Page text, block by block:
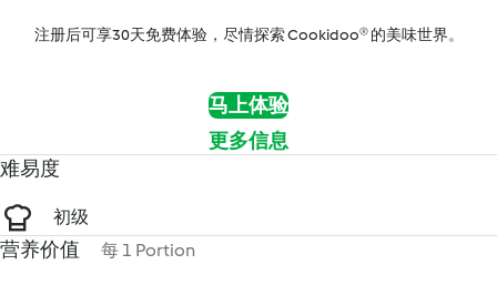
注册后可享30天免费体验，尽情探索 Cookidoo® 的美味世界。
马上体验
更多信息
难易度
初级
营养价值 每 1 Portion